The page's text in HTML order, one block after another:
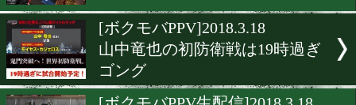
[有料試合動画]2019.5.2
激突。源大輝vs阿部麗也